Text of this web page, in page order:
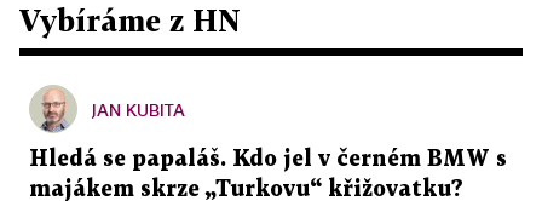
Vybíráme z HN
JAN KUBITA
Hledá se papaláš. Kdo jel v černém BMW s
majákem skrze „Turkovu“ křižovatku?